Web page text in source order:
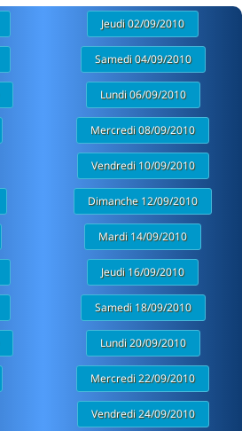
Jeudi 02/09/2010
Samedi 04/09/2010
Lundi 06/09/2010
Mercredi 08/09/2010
Vendredi 10/09/2010
Dimanche 12/09/2010
Mardi 14/09/2010
Jeudi 16/09/2010
Samedi 18/09/2010
Lundi 20/09/2010
Mercredi 22/09/2010
Vendredi 24/09/2010